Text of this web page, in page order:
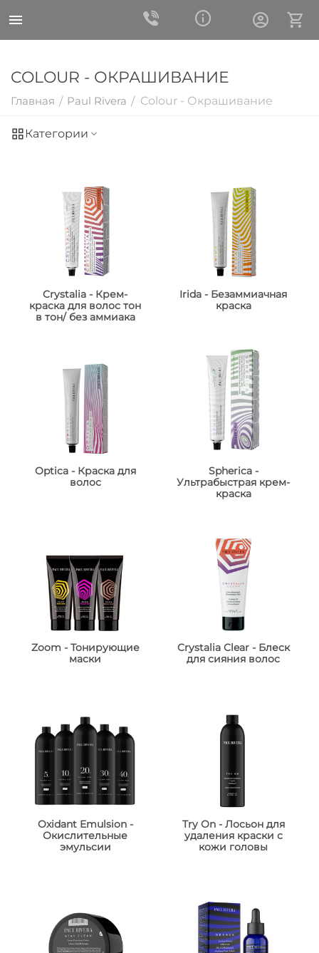
COLOUR - ОКРАШИВАНИЕ
Главная / Paul Rivera / Colour - Окрашивание
Категории
Crystalia - Крем-
краска для волос тон
в тон/ без аммиака
Irida - Безаммиачная
краска
Optica - Краска для
волос
Spherica -
Ультрабыстрая крем-
краска
Zoom - Тонирующие
маски
Crystalia Clear - Блеск
для сияния волос
Oxidant Emulsion -
Окислительные
эмульсии
Try On - Лосьон для
удаления краски с
кожи головы